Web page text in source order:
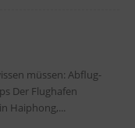
müssen: Abflug-
Haiphong,...